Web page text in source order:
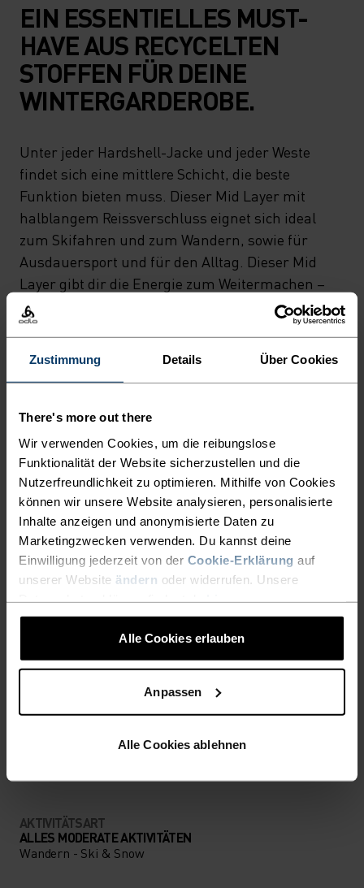
Zustimmung Details Über Cookies
There's more out there
Wir verwenden Cookies, um die reibungslose
Funktionalität der Website sicherzustellen und die
Nutzerfreundlichkeit zu optimieren. Mithilfe von Cookies
können wir unsere Website analysieren, personalisierte
Inhalte anzeigen und anonymisierte Daten zu
Marketingzwecken verwenden. Du kannst deine
Einwilligung jederzeit von der Cookie-Erklärung auf
unserer Website ändern oder widerrufen. Unsere
Alle Cookies erlauben
Anpassen
Alle Cookies ablehnen
EIN ESSENTIELLES MUST-
HAVE AUS RECYCELTEN
STOFFEN FÜR DEINE
WINTERGARDEROBE.
Unter jeder Hardshell-Jacke und jeder Weste
findet sich eine mittlere Schicht, die beste
Funktion bieten muss. Dieser Mid Layer mit
halblangem Reissverschluss eignet sich ideal
zum Skifahren und zum Wandern, sowie für
Ausdauersport und für den Alltag. Dieser Mid
Layer gibt dir die Energie zum Weitermachen –
ehrlich! Das dehnbare Stretchfleece-Top wird
nachhaltig aus recyceltem Material in unserer
eigenen Produktionsstätte in Europa hergestellt,
und bietet bei einer ganzen Bandbreite von
Schutz. Ein weiches Mid Layer Oberteil, in dem du
dich den ganzen Tag lang aktiv und wohl in
deiner Haut fühlst!
MITTEN IM MOMENT
Wärmende und atmungsaktive Performance-
Kleidung, mit der du komplett in den Augenblick
AKTIVITÄTSNIVEAU
AKTIVITÄTSART
ALLES MODERATE AKTIVITÄTEN
Wandern - Ski & Snow